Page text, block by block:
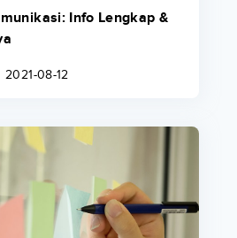
Info Lengkap &
2021-08-12